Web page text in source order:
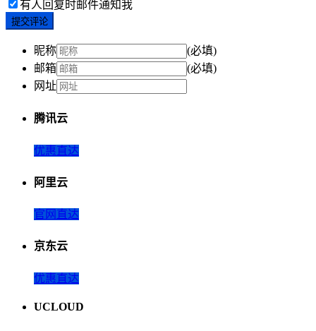
有人回复时邮件通知我
提交评论
昵称
(必填)
邮箱
(必填)
网址
腾讯云
优惠直达
阿里云
官网直达
京东云
优惠直达
UCLOUD